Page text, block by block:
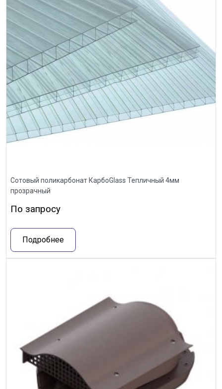
Сотовый поликарбонат КарбоGlass Тепличный 4мм
прозрачный
По запросу
Подробнее